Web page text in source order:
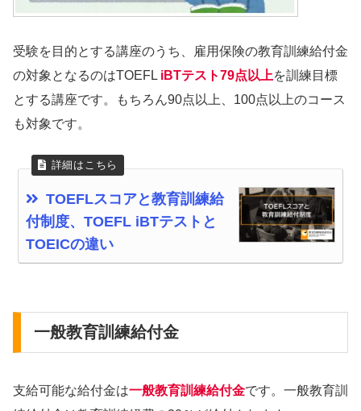
受験を目的とする講座のうち、雇用保険の教育訓練給付金
の対象となるのはTOEFL iBTテスト79点以上を訓練目標
とする講座です。もちろん90点以上、100点以上のコース
も対象です。
TOEFLスコアと教育訓練給
付制度、TOEFL iBTテストと
TOEICの違い
一般教育訓練給付金
支給可能な給付金は一般教育訓練給付金です。一般教育訓